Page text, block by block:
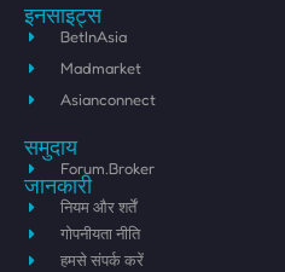
इनसाइट्स
BetInAsia
Madmarket
Asianconnect
समुदाय
Forum.Broker
जानकारी
नियम और शर्तें
गोपनीयता नीति
हमसे संपर्क करें